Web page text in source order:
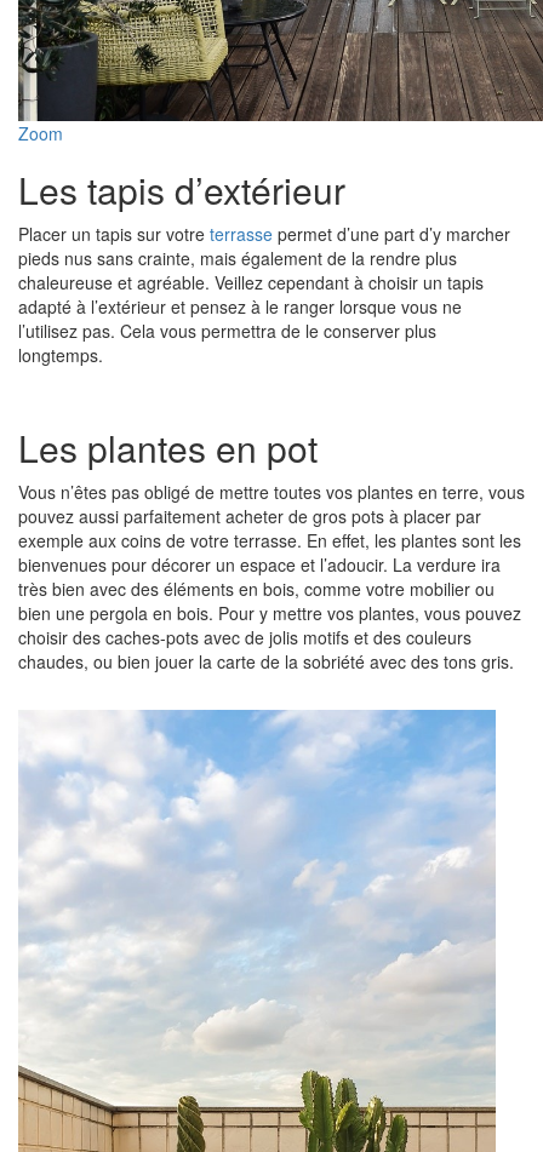
Zoom
Les tapis d’extérieur
Placer un tapis sur votre terrasse permet d’une part d’y marcher
pieds nus sans crainte, mais également de la rendre plus
chaleureuse et agréable. Veillez cependant à choisir un tapis
adapté à l’extérieur et pensez à le ranger lorsque vous ne
l’utilisez pas. Cela vous permettra de le conserver plus
longtemps.
Les plantes en pot
Vous n’êtes pas obligé de mettre toutes vos plantes en terre, vous
pouvez aussi parfaitement acheter de gros pots à placer par
exemple aux coins de votre terrasse. En effet, les plantes sont les
bienvenues pour décorer un espace et l’adoucir. La verdure ira
très bien avec des éléments en bois, comme votre mobilier ou
bien une pergola en bois. Pour y mettre vos plantes, vous pouvez
choisir des caches-pots avec de jolis motifs et des couleurs
chaudes, ou bien jouer la carte de la sobriété avec des tons gris.